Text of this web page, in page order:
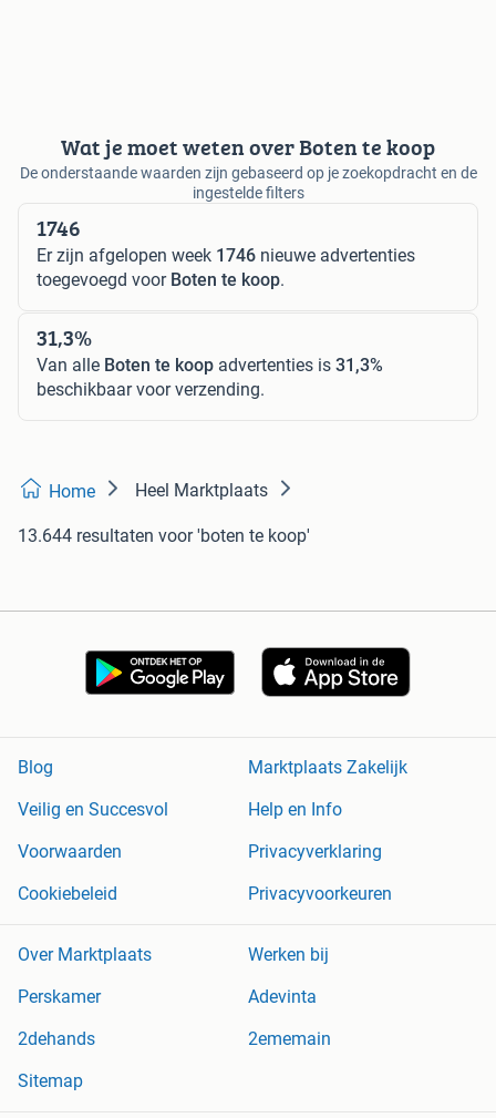
Wat je moet weten over Boten te koop
De onderstaande waarden zijn gebaseerd op je zoekopdracht en de
ingestelde filters
1746
Er zijn afgelopen week 1746 nieuwe advertenties
toegevoegd voor Boten te koop.
31,3%
Van alle Boten te koop advertenties is 31,3%
beschikbaar voor verzending.
Home Heel Marktplaats
13.644 resultaten voor 'boten te koop'
Blog
Marktplaats Zakelijk
Veilig en Succesvol
Help en Info
Voorwaarden
Privacyverklaring
Cookiebeleid
Privacyvoorkeuren
Over Marktplaats
Werken bij
Perskamer
Adevinta
2dehands
2ememain
Sitemap